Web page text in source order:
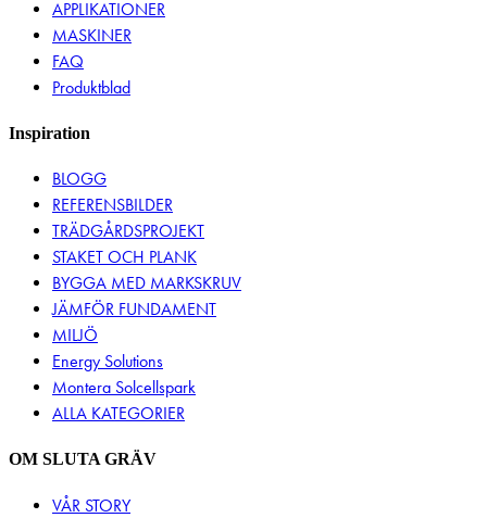
APPLIKATIONER
MASKINER
FAQ
Produktblad
Inspiration
BLOGG
REFERENSBILDER
TRÄDGÅRDSPROJEKT
STAKET OCH PLANK
BYGGA MED MARKSKRUV
JÄMFÖR FUNDAMENT
MILJÖ
Energy Solutions
Montera Solcellspark
ALLA KATEGORIER
OM SLUTA GRÄV
VÅR STORY